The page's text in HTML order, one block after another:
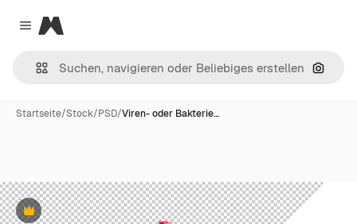
Close menu
Magnific
Nach
Startseite/Stock/PSD/Viren- oder Bakterie…
Premium